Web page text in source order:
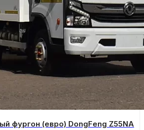
фургон (евро) DongFeng Z55NA